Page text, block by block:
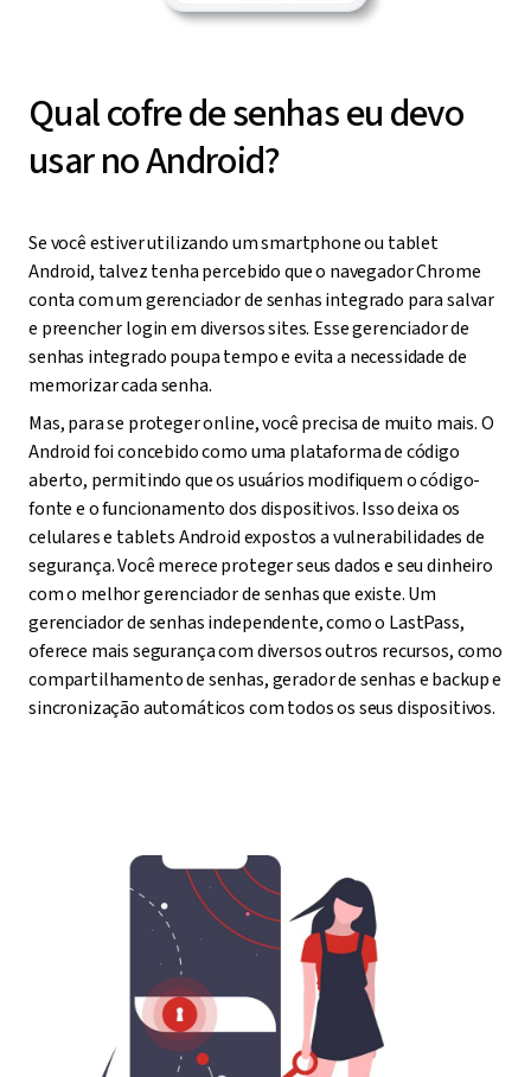
Qual cofre de senhas eu devo
usar no Android?
Se você estiver utilizando um smartphone ou tablet
Android, talvez tenha percebido que o navegador Chrome
conta com um gerenciador de senhas integrado para salvar
e preencher login em diversos sites. Esse gerenciador de
senhas integrado poupa tempo e evita a necessidade de
memorizar cada senha.
Mas, para se proteger online, você precisa de muito mais. O
Android foi concebido como uma plataforma de código
aberto, permitindo que os usuários modifiquem o código-
fonte e o funcionamento dos dispositivos. Isso deixa os
celulares e tablets Android expostos a vulnerabilidades de
segurança. Você merece proteger seus dados e seu dinheiro
com o melhor gerenciador de senhas que existe. Um
gerenciador de senhas independente, como o LastPass,
oferece mais segurança com diversos outros recursos, como
compartilhamento de senhas, gerador de senhas e backup e
sincronização automáticos com todos os seus dispositivos.